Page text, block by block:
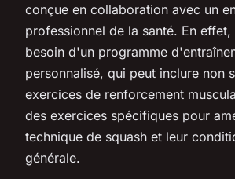
conçue en collaboration avec un
professionnel de la santé. En
besoin d'un programme
personnalisé, qui peut inclure non
exercices de renforcement
des exercices spécifiques pour
technique de squash et leur
générale.